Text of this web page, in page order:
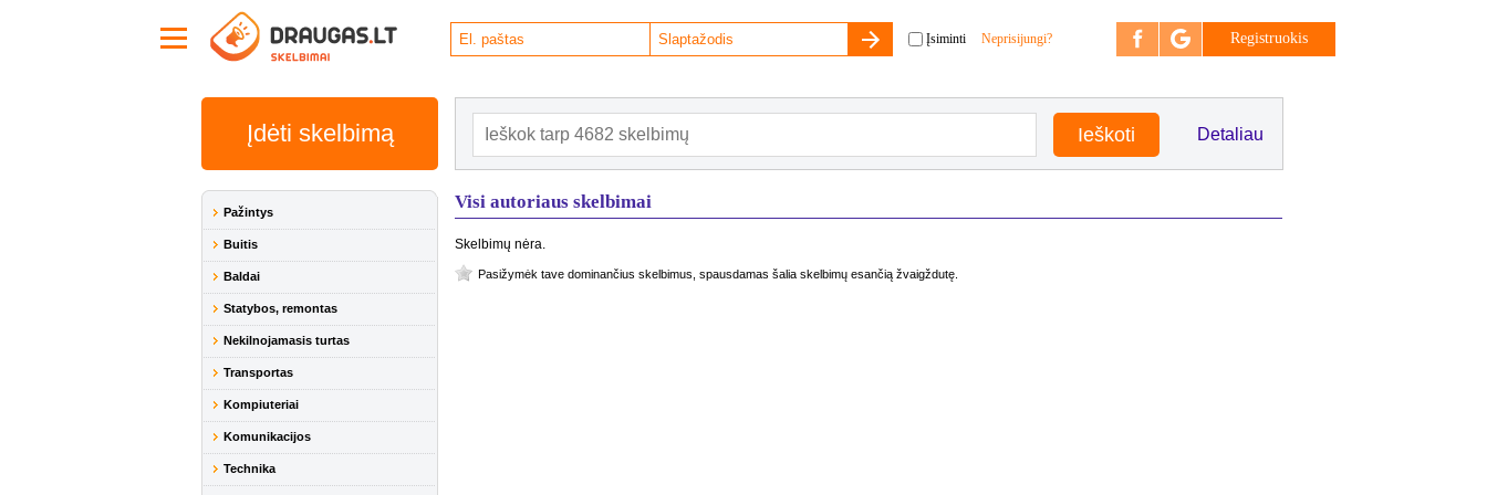
Įsiminti Neprisijungi? Registruokis
Įdėti skelbimą Detaliau
Pažintys
Buitis
Baldai
Statybos, remontas
Nekilnojamasis turtas
Transportas
Kompiuteriai
Komunikacijos
Technika
Visi autoriaus skelbimai
Skelbimų nėra.
Pasižymėk tave dominančius skelbimus, spausdamas šalia skelbimų esančią žvaigždutę.